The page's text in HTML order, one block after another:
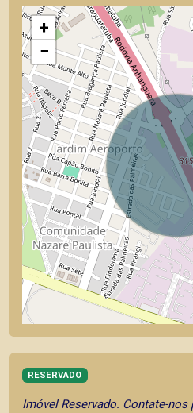
+
−
RESERVADO
Imóvel Reservado. Contate-